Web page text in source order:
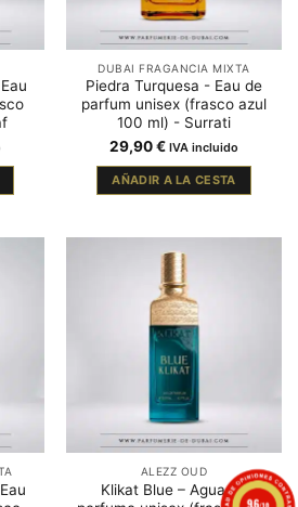
DUBAI FRAGANCIA MIXTA
Piedra Turquesa - Eau de
parfum unisex (frasco azul
100 ml) - Surrati
29,90€ IVA incluido
AÑADIR A LA CESTA
ALEZZ OUD
Klikat Blue – Agua de
9.6/10